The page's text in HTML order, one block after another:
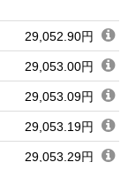
29,052.90円
29,053.00円
29,053.09円
29,053.19円
29,053.29円